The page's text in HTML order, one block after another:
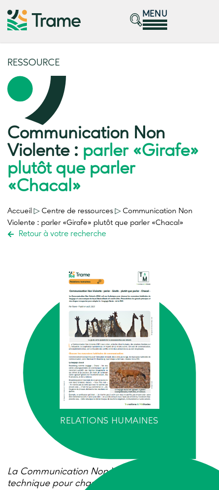
MENU
RESSOURCE
Communication Non
Violente : parler «Girafe»
plutôt que parler
«Chacal»
Accueil ▷ Centre de ressources ▷ Communication Non
Violente : parler «Girafe» plutôt que parler «Chacal»
Retour à votre recherche
RELATIONS HUMAINES
La Communication Non Violente (CNV) est une
technique pour chasser les mauvaises